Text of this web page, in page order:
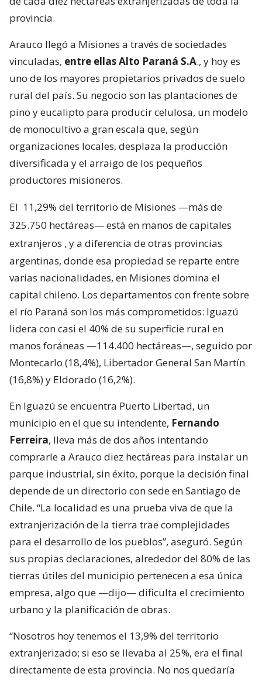
provincia.
Arauco llegó a Misiones a través de sociedades
vinculadas, entre ellas Alto Paraná S.A., y hoy es
uno de los mayores propietarios privados de suelo
rural del país. Su negocio son las plantaciones de
pino y eucalipto para producir celulosa, un modelo
de monocultivo a gran escala que, según
organizaciones locales, desplaza la producción
diversificada y el arraigo de los pequeños
productores misioneros.
El 11,29% del territorio de Misiones —más de
325.750 hectáreas— está en manos de capitales
extranjeros , y a diferencia de otras provincias
argentinas, donde esa propiedad se reparte entre
varias nacionalidades, en Misiones domina el
capital chileno. Los departamentos con frente sobre
el río Paraná son los más comprometidos: Iguazú
lidera con casi el 40% de su superficie rural en
manos foráneas —114.400 hectáreas—, seguido por
Montecarlo (18,4%), Libertador General San Martín
(16,8%) y Eldorado (16,2%).
En Iguazú se encuentra Puerto Libertad, un
municipio en el que su intendente, Fernando
Ferreira, lleva más de dos años intentando
comprarle a Arauco diez hectáreas para instalar un
parque industrial, sin éxito, porque la decisión final
depende de un directorio con sede en Santiago de
Chile. “La localidad es una prueba viva de que la
extranjerización de la tierra trae complejidades
para el desarrollo de los pueblos”, aseguró. Según
sus propias declaraciones, alrededor del 80% de las
tierras útiles del municipio pertenecen a esa única
empresa, algo que —dijo— dificulta el crecimiento
urbano y la planificación de obras.
“Nosotros hoy tenemos el 13,9% del territorio
extranjerizado; si eso se llevaba al 25%, era el final
directamente de esta provincia. No nos quedaría